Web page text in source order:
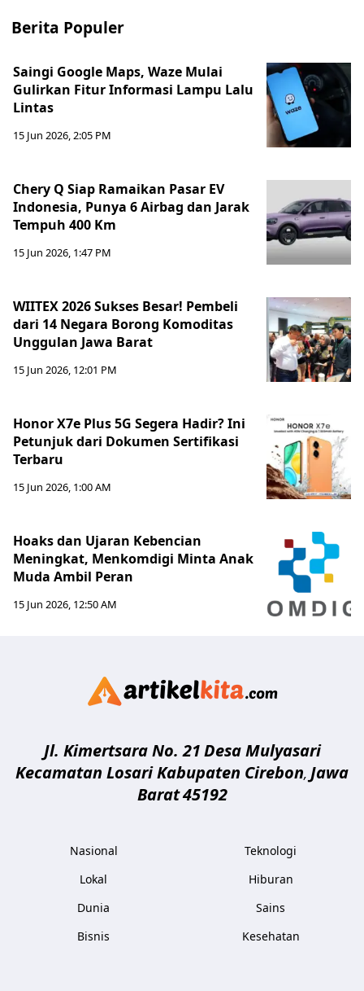
Berita Populer
Saingi Google Maps, Waze Mulai
Gulirkan Fitur Informasi Lampu Lalu
Lintas
15 Jun 2026, 2:05 PM
Chery Q Siap Ramaikan Pasar EV
Indonesia, Punya 6 Airbag dan Jarak
Tempuh 400 Km
15 Jun 2026, 1:47 PM
WIITEX 2026 Sukses Besar! Pembeli
dari 14 Negara Borong Komoditas
Unggulan Jawa Barat
15 Jun 2026, 12:01 PM
Honor X7e Plus 5G Segera Hadir? Ini
Petunjuk dari Dokumen Sertifikasi
Terbaru
15 Jun 2026, 1:00 AM
Hoaks dan Ujaran Kebencian
Meningkat, Menkomdigi Minta Anak
Muda Ambil Peran
15 Jun 2026, 12:50 AM
Jl. Kimertsara No. 21Desa Mulyasari
Kecamatan Losari Kabupaten Cirebon, Jawa
Barat45192
Nasional
Lokal
Dunia
Bisnis
Teknologi
Hiburan
Sains
Kesehatan